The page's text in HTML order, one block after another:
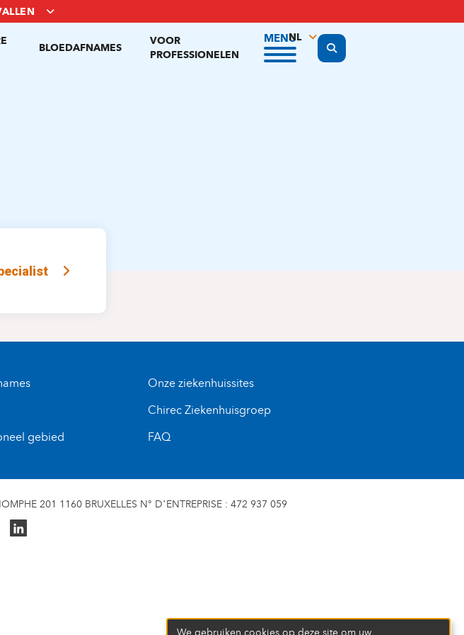
BLOEDAFNAMES
VOOR
PROFESSIONELEN
MENU
Display the search form
NL
FR
gebied
Onze ziekenhuissites
Chirec Ziekenhuisgroep
FAQ
201 1160 BRUXELLES N° D’ENTREPRISE : 472 937 059
We gebruiken cookies op deze site om uw